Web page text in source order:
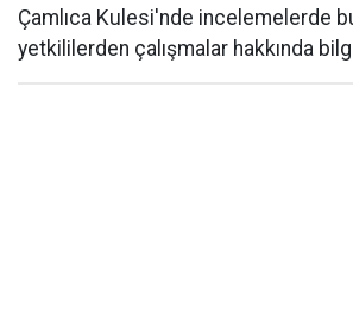
Çamlıca Kulesi'nde incelemelerde
yetkililerden çalışmalar hakkında